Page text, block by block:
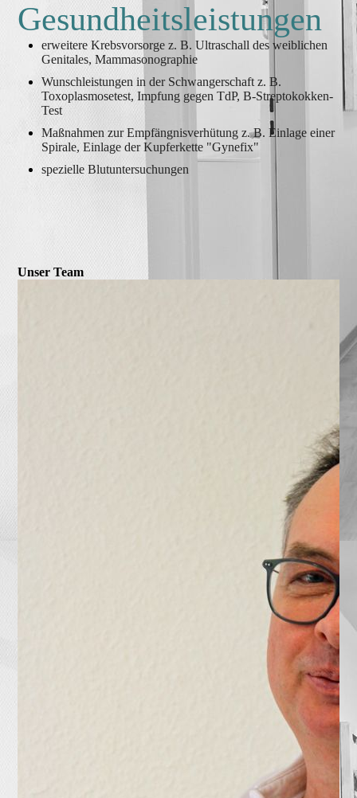
Gesundheitsleistungen
erweitere Krebsvorsorge z. B. Ultraschall des weiblichen
Genitales, Mammasonographie
Wunschleistungen in der Schwangerschaft z. B.
Toxoplasmosetest, Impfung gegen TdP, B-Streptokokken-
Test
Maßnahmen zur Empfängnisverhütung z. B. Einlage einer
Spirale, Einlage der Kupferkette "Gynefix"
spezielle Blutuntersuchungen
Unser Team